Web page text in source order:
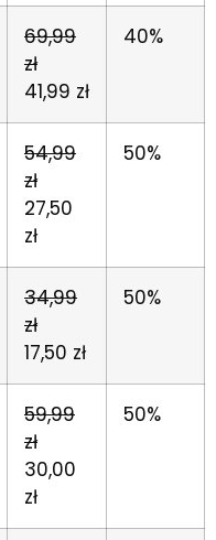
69,99
zł
41,99 zł
40%
54,99
zł
27,50
zł
50%
34,99
zł
17,50 zł
50%
59,99
zł
30,00
zł
50%